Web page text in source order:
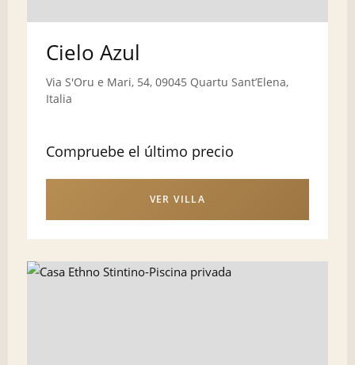
Cielo Azul
Via S'Oru e Mari, 54, 09045 Quartu SantʼElena,
Italia
Compruebe el último precio
VER VILLA